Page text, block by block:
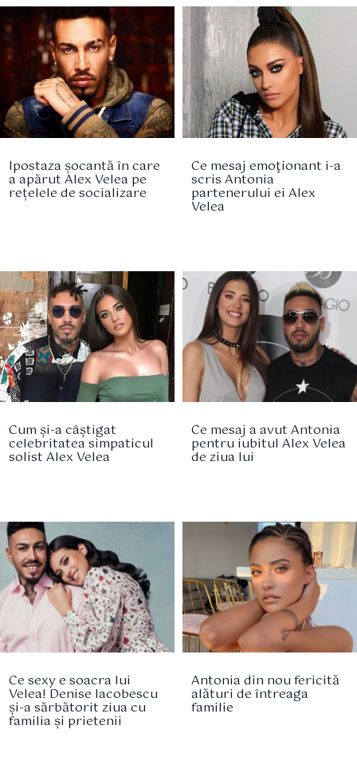
Ipostaza șocantă în care
a apărut Alex Velea pe
rețelele de socializare
Ce mesaj emoţionant i-a
scris Antonia
partenerului ei Alex
Velea
Cum și-a câștigat
celebritatea simpaticul
solist Alex Velea
Ce mesaj a avut Antonia
pentru iubitul Alex Velea
de ziua lui
Ce sexy e soacra lui
Velea! Denise Iacobescu
și-a sărbătorit ziua cu
familia și prietenii
Antonia din nou fericită
alături de întreaga
familie